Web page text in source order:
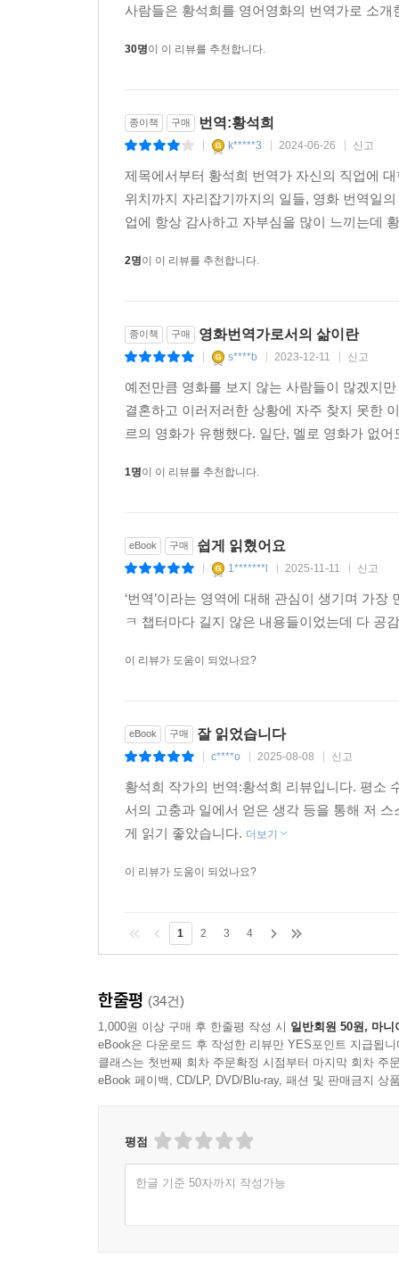
사람들은 황석희를 영어영화의 번역가로 소
30명이 이 리뷰를 추천합니다.
종이책 구매 번역:황석희
k*****3 2024-06-26 신고
제목에서부터 황석희 번역가 자신의 직업에
위치까지 자리잡기까지의 일들, 영화 번역일
업에 항상 감사하고 자부심을 많이 느끼는데
2명이 이 리뷰를 추천합니다.
종이책 구매 영화번역가로서의 삶이란
s****b 2023-12-11 신고
예전만큼 영화를 보지 않는 사람들이 많겠지
결혼하고 이러저러한 상황에 자주 찾지 못한
르의 영화가 유행했다. 일단, 멜로 영화가 없
1명이 이 리뷰를 추천합니다.
eBook 구매 쉽게 읽혔어요
1*******l 2025-11-11 신고
‘번역’이라는 영역에 대해 관심이 생기며 가
ㅋ 챕터마다 길지 않은 내용들이었는데 다 공
이 리뷰가 도움이 되었나요?
eBook 구매 잘 읽었습니다
c****o 2025-08-08 신고
황석희 작가의 번역:황석희 리뷰입니다. 평소
서의 고충과 일에서 얻은 생각 등을 통해 저
게 읽기 좋았습니다. 더보기
이 리뷰가 도움이 되었나요?
1 2 3 4
한줄평 (34건)
1,000원 이상 구매 후 한줄평 작성 시 일반회원 50원, 마니
eBook은 다운로드 후 작성한 리뷰만 YES포인트 지급됩니
클래스는 첫번째 회차 주문확정 시점부터 마지막 회차 주
eBook 페이백, CD/LP, DVD/Blu-ray, 패션 및 판매금지 상
평점
한글 기준 50자까지 작성가능